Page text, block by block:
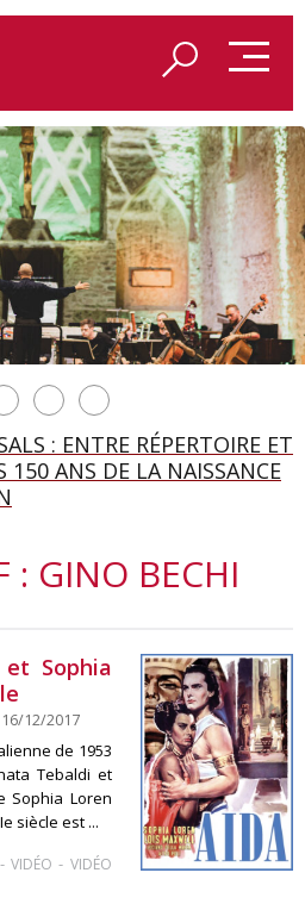
À SALZBOURG, UNE
PAR ROMEO
PASCAL
: ENTRE RÉPERTOIRE ET
150 ANS DE LA NAISSANCE
ANNIVERSAIRE DU RING
PAR L’IA
CENTIÈME
MES PARENTS AVAIENT
CISELÉ »
: GINO BECHI
Sophia
12/2017
de 1953
Tebaldi et
Sophia Loren
siècle est ...
VIDÉO - VIDÉO